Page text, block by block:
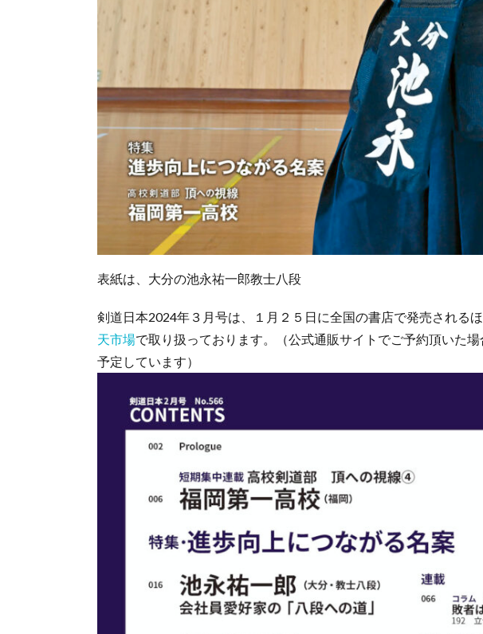
表紙は、大分の池永祐一郎教士八段
剣道日本2024年３月号は、１月２５日に全国の書店で発売されるほ
天市場で取り扱っております。（公式通販サイトでご予約頂いた
予定しています）